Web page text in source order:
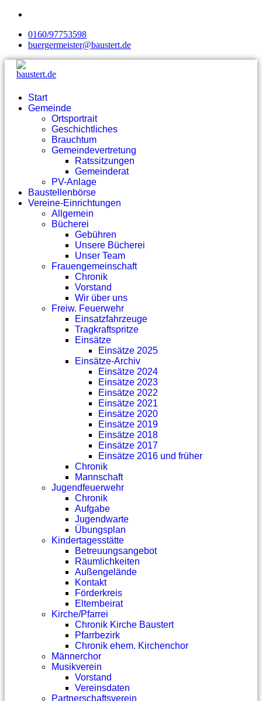
0160/97753598
buergermeister@baustert.de
Start
Gemeinde
Ortsportrait
Geschichtliches
Brauchtum
Gemeindevertretung
Ratssitzungen
Gemeinderat
PV-Anlage
Baustellenbörse
Vereine-Einrichtungen
Allgemein
Bücherei
Gebühren
Unsere Bücherei
Unser Team
Frauengemeinschaft
Chronik
Vorstand
Wir über uns
Freiw. Feuerwehr
Einsatzfahrzeuge
Tragkraftspritze
Einsätze
Einsätze 2025
Einsätze-Archiv
Einsätze 2024
Einsätze 2023
Einsätze 2022
Einsätze 2021
Einsätze 2020
Einsätze 2019
Einsätze 2018
Einsätze 2017
Einsätze 2016 und früher
Chronik
Mannschaft
Jugendfeuerwehr
Chronik
Aufgabe
Jugendwarte
Übungsplan
Kindertagesstätte
Betreuungsangebot
Räumlichkeiten
Außengelände
Kontakt
Förderkreis
Elternbeirat
Kirche/Pfarrei
Chronik Kirche Baustert
Pfarrbezirk
Chronik ehem. Kirchenchor
Männerchor
Musikverein
Vorstand
Vereinsdaten
Partnerschaftsverein